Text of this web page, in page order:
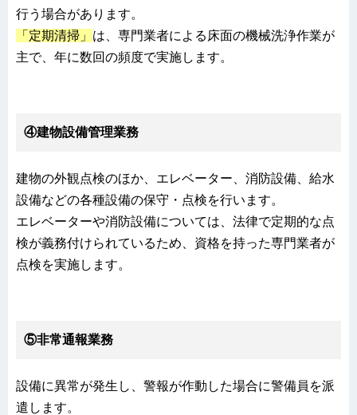
行う場合があります。
「定期清掃」 は、専門業者による床面の機械洗浄作業が
主で、年に数回の頻度で実施します。
④建物設備管理業務
建物の外観点検のほか、エレベーター、消防設備、給水
設備などの各種設備の保守・点検を行います。
エレベーターや消防設備については、法律で定期的な点
検が義務付けられているため、資格を持った専門業者が
点検を実施します。
⑤非常通報業務
設備に異常が発生し、警報が作動した場合に警備員を派
遣します。